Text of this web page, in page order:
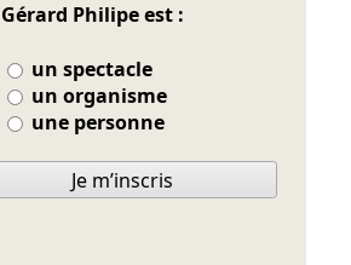
Gérard Philipe est :
un spectacle
un organisme
une personne
Je m’inscris